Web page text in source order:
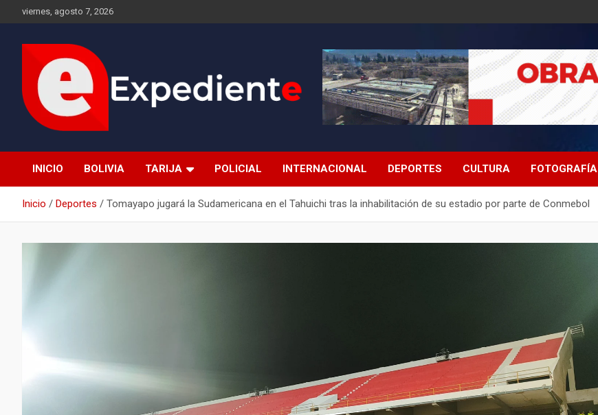
al
viernes, agosto 7, 2026
Expediente
INICIO BOLIVIA TARIJA POLICIAL INTERNACIONAL DEPORTES CULTURA FOTOGRAFÍA
Inicio Deportes Tomayapo jugará la Sudamericana en el Tahuichi tras la inhabilitación de su estadio por parte de Conmebol